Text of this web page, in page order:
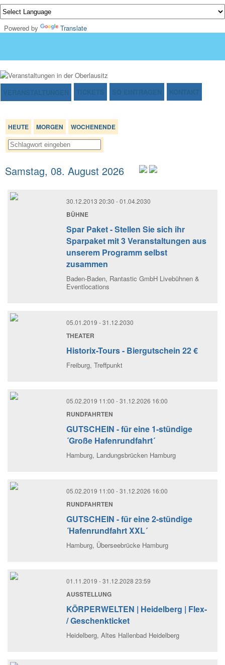
Powered by Translate
VERANSTALTUNGEN TICKETS SO EINTRAGEN KONTAKT
HEUTE MORGEN WOCHENENDE
Samstag, 08. August 2026
30.12.2013 20:30 - 01.04.2030
BÜHNE
Spar Paket - Stellen Sie sich ihr
Sparpaket mit 3 Veranstaltungen aus
unserem Programm selbst
zusammen
Baden-Baden, Rantastic GmbH Livebühnen &
Eventlocations
05.01.2019 - 31.12.2030
THEATER
Historix-Tours - Biergutschein 22 €
Freiburg, Treffpunkt
05.02.2019 11:00 - 31.12.2026 16:00
RUNDFAHRTEN
GUTSCHEIN - für eine 1-stündige
´Große Hafenrundfahrt´
Hamburg, Landungsbrücken Hamburg
05.02.2019 11:00 - 31.12.2026 16:00
RUNDFAHRTEN
GUTSCHEIN - für eine 2-stündige
´Hafenrundfahrt XXL´
Hamburg, Überseebrücke Hamburg
01.11.2019 - 31.12.2028 23:59
AUSSTELLUNG
KÖRPERWELTEN | Heidelberg | Flex-
/ Geschenkticket
Heidelberg, Altes Hallenbad Heidelberg